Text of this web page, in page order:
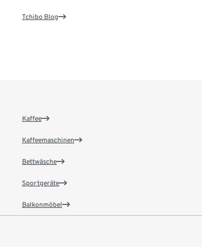
Tchibo Blog
Kaffee
Kaffeemaschinen
Bettwäsche
Sportgeräte
Balkonmöbel